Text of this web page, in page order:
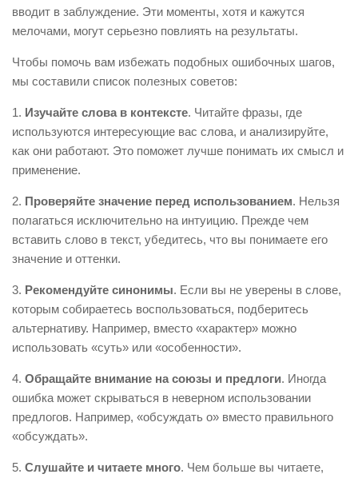
вводит в заблуждение. Эти моменты, хотя и кажутся
мелочами, могут серьезно повлиять на результаты.
Чтобы помочь вам избежать подобных ошибочных шагов,
мы составили список полезных советов:
1. Изучайте слова в контексте. Читайте фразы, где
используются интересующие вас слова, и анализируйте,
как они работают. Это поможет лучше понимать их смысл и
применение.
2. Проверяйте значение перед использованием. Нельзя
полагаться исключительно на интуицию. Прежде чем
вставить слово в текст, убедитесь, что вы понимаете его
значение и оттенки.
3. Рекомендуйте синонимы. Если вы не уверены в слове,
которым собираетесь воспользоваться, подберитесь
альтернативу. Например, вместо «характер» можно
использовать «суть» или «особенности».
4. Обращайте внимание на союзы и предлоги. Иногда
ошибка может скрываться в неверном использовании
предлогов. Например, «обсуждать о» вместо правильного
«обсуждать».
5. Слушайте и читаете много. Чем больше вы читаете,